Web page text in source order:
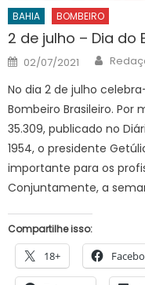
BAHIA BOMBEIRO
2 de julho – Dia do
Posted
on
02/07/2021 Author
No dia 2 de julho
Bombeiro Brasileiro. Por
35.309, publicado no
1954, o presidente
importante para os
Conjuntamente, a
Compartilhe isso:
18+